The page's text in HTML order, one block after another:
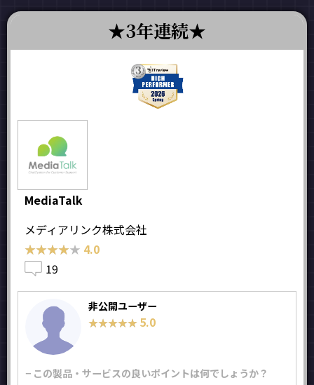
3年連続
MediaTalk
メディアリンク株式会社
★★★★★
★★★★★ 4.0
19
非公開ユーザー
★★★★★
★★★★★ 5.0
− この製品・サービスの良いポイントは何でしょうか？